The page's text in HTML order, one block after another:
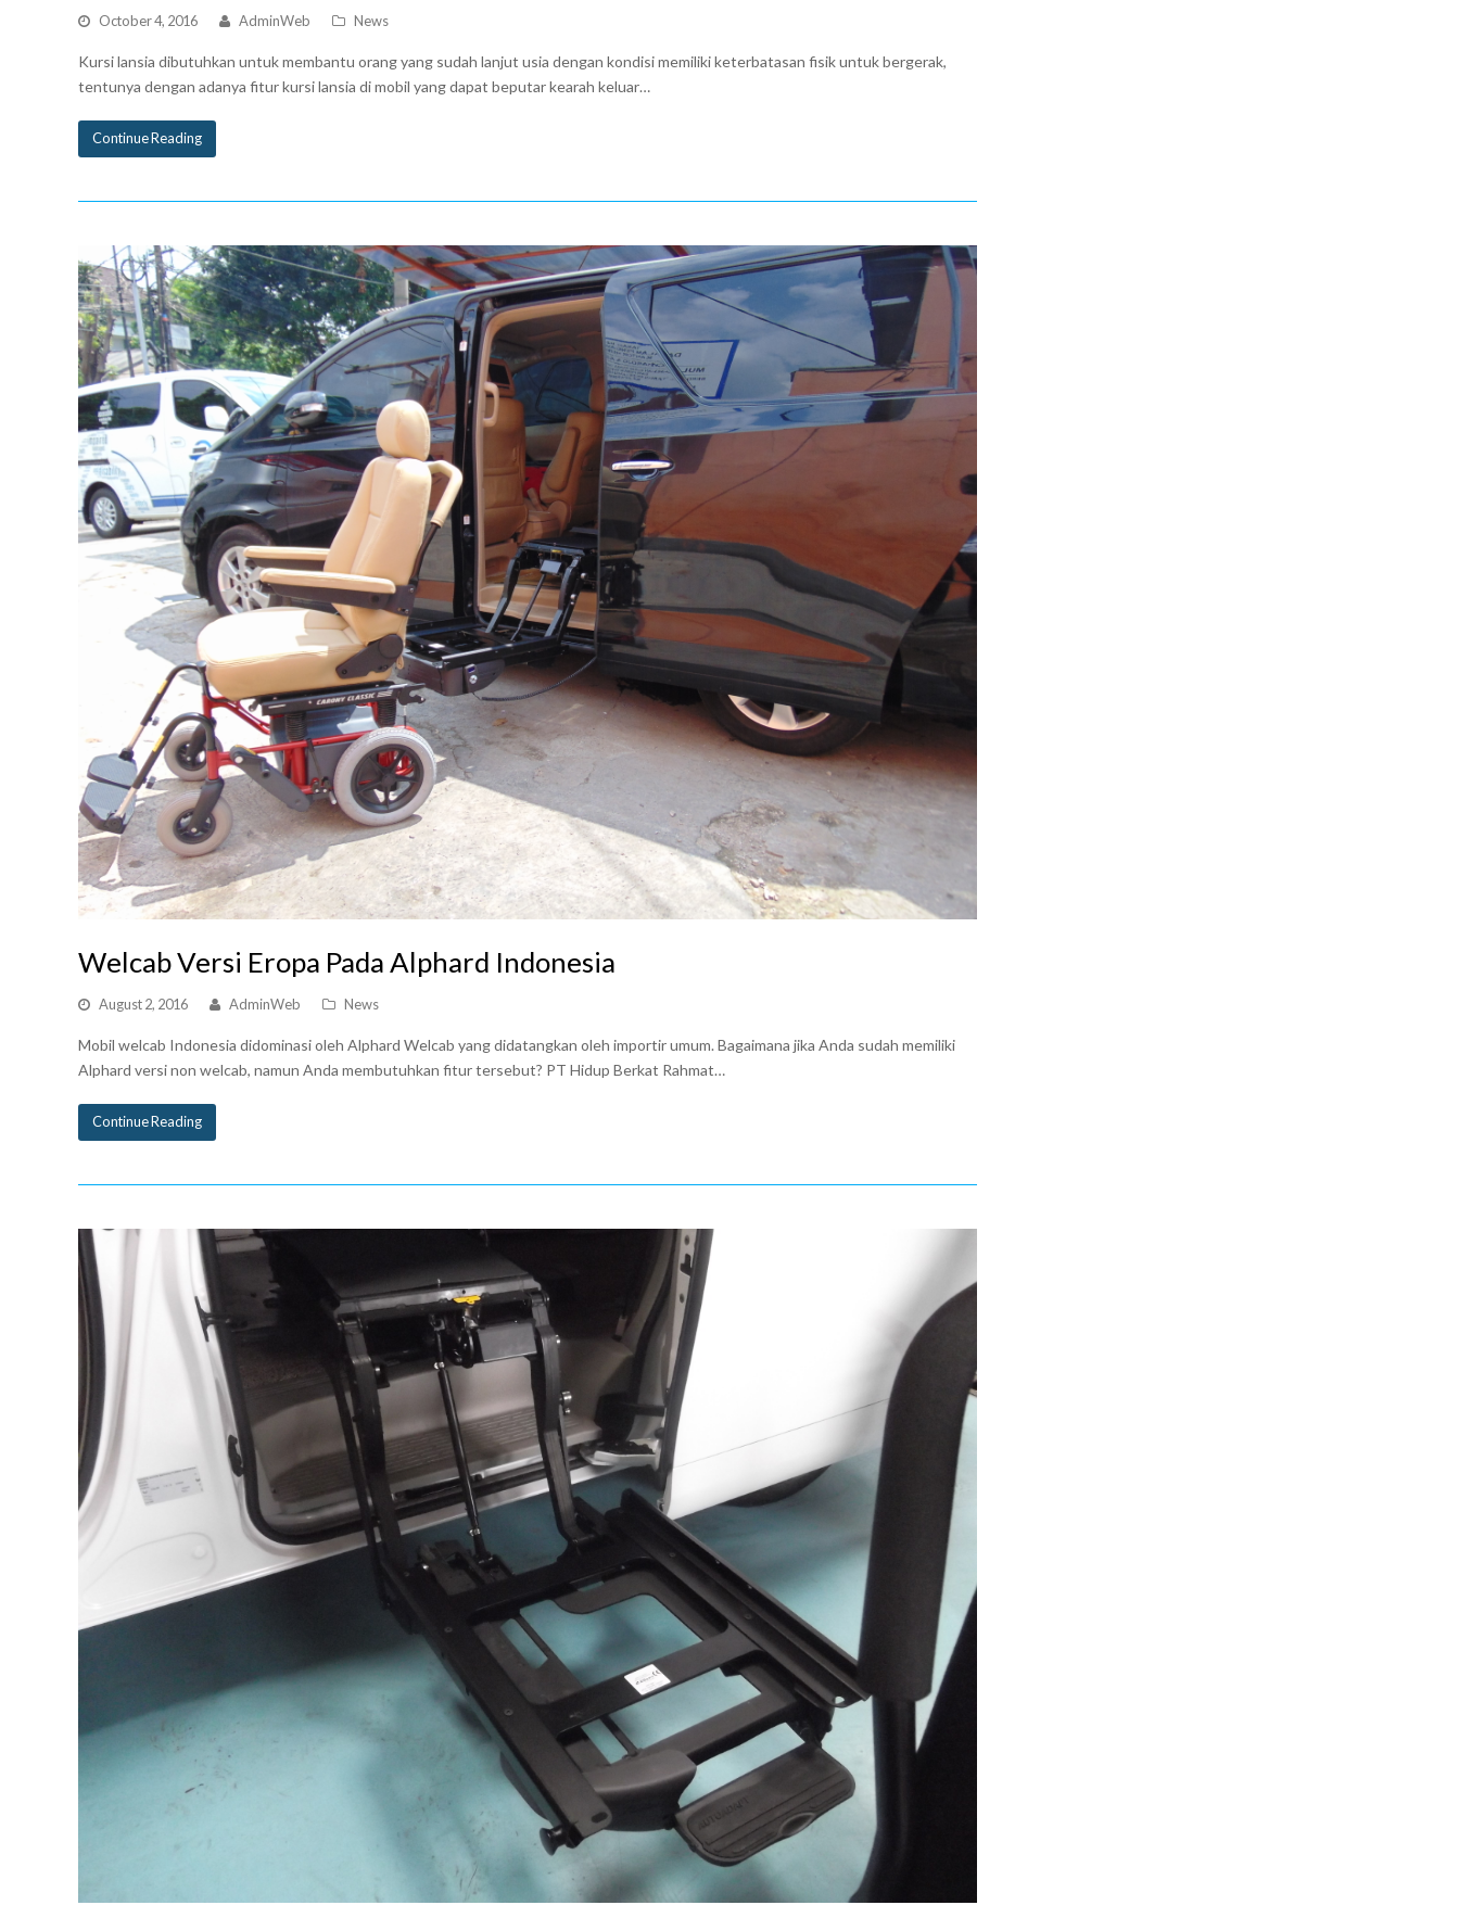
October 4, 2016 AdminWeb News
Kursi lansia dibutuhkan untuk membantu orang yang sudah lanjut usia dengan kondisi memiliki keterbatasan fisik untuk bergerak,
tentunya dengan adanya fitur kursi lansia di mobil yang dapat beputar kearah keluar…
Continue Reading
Welcab Versi Eropa Pada Alphard Indonesia
August 2, 2016 AdminWeb News
Mobil welcab Indonesia didominasi oleh Alphard Welcab yang didatangkan oleh importir umum. Bagaimana jika Anda sudah memiliki
Alphard versi non welcab, namun Anda membutuhkan fitur tersebut? PT Hidup Berkat Rahmat…
Continue Reading